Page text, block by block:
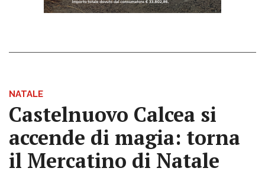
NATALE
Castelnuovo Calcea si
accende di magia: torna
il Mercatino di Natale